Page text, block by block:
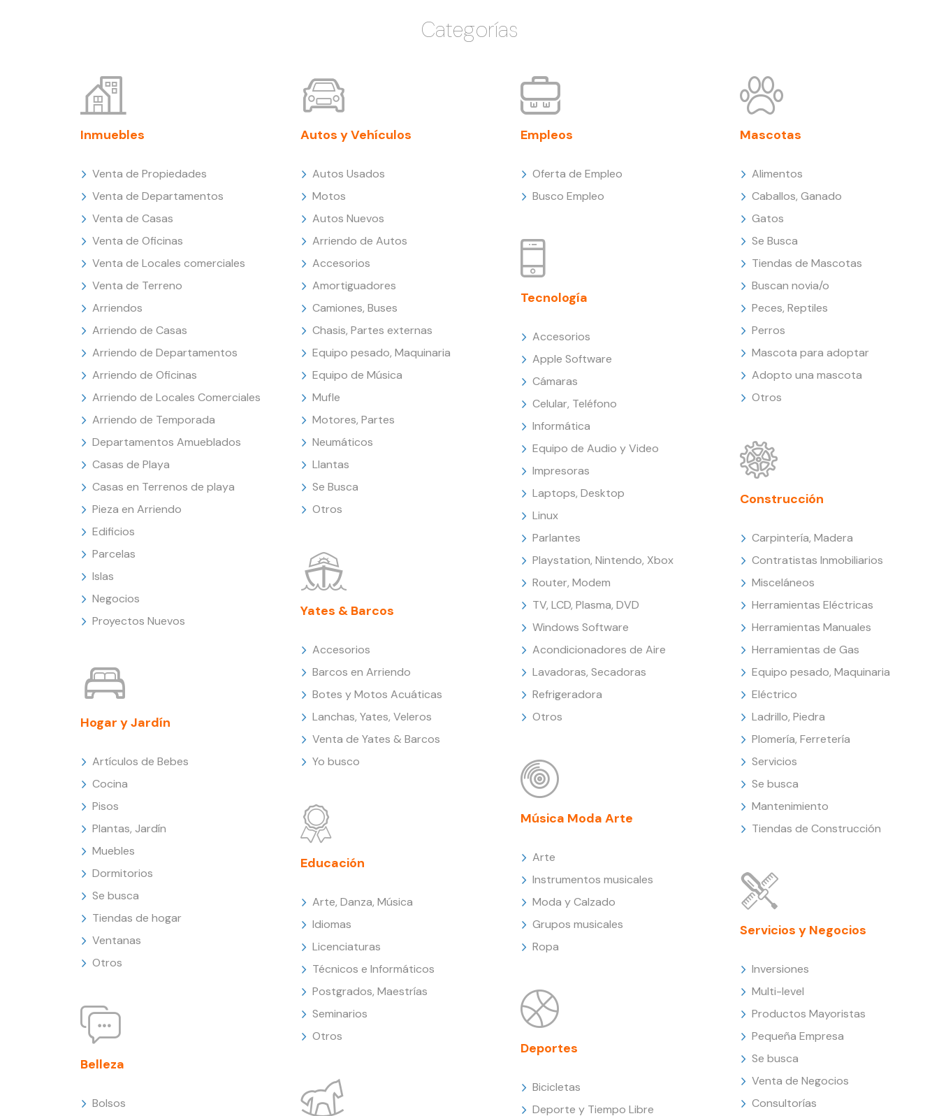
Categorías
Inmuebles
Venta de Propiedades
Venta de Departamentos
Venta de Casas
Venta de Oficinas
Venta de Locales comerciales
Venta de Terreno
Arriendos
Arriendo de Casas
Arriendo de Departamentos
Arriendo de Oficinas
Arriendo de Locales Comerciales
Arriendo de Temporada
Departamentos Amueblados
Casas de Playa
Casas en Terrenos de playa
Pieza en Arriendo
Edificios
Parcelas
Islas
Negocios
Proyectos Nuevos
Hogar y Jardín
Artículos de Bebes
Cocina
Pisos
Plantas, Jardín
Muebles
Dormitorios
Se busca
Tiendas de hogar
Ventanas
Otros
Belleza
Bolsos
Autos y Vehículos
Autos Usados
Motos
Autos Nuevos
Arriendo de Autos
Accesorios
Amortiguadores
Camiones, Buses
Chasis, Partes externas
Equipo pesado, Maquinaria
Equipo de Música
Mufle
Motores, Partes
Neumáticos
Llantas
Se Busca
Otros
Yates & Barcos
Accesorios
Barcos en Arriendo
Botes y Motos Acuáticas
Lanchas, Yates, Veleros
Venta de Yates & Barcos
Yo busco
Educación
Arte, Danza, Música
Idiomas
Licenciaturas
Técnicos e Informáticos
Postgrados, Maestrías
Seminarios
Otros
Empleos
Oferta de Empleo
Busco Empleo
Tecnología
Accesorios
Apple Software
Cámaras
Celular, Teléfono
Informática
Equipo de Audio y Video
Impresoras
Laptops, Desktop
Linux
Parlantes
Playstation, Nintendo, Xbox
Router, Modem
TV, LCD, Plasma, DVD
Windows Software
Acondicionadores de Aire
Lavadoras, Secadoras
Refrigeradora
Otros
Música Moda Arte
Arte
Instrumentos musicales
Moda y Calzado
Grupos musicales
Ropa
Deportes
Bicicletas
Deporte y Tiempo Libre
Mascotas
Alimentos
Caballos, Ganado
Gatos
Se Busca
Tiendas de Mascotas
Buscan novia/o
Peces, Reptiles
Perros
Mascota para adoptar
Adopto una mascota
Otros
Construcción
Carpintería, Madera
Contratistas Inmobiliarios
Misceláneos
Herramientas Eléctricas
Herramientas Manuales
Herramientas de Gas
Equipo pesado, Maquinaria
Eléctrico
Ladrillo, Piedra
Plomería, Ferretería
Servicios
Se busca
Mantenimiento
Tiendas de Construcción
Servicios y Negocios
Inversiones
Multi-level
Productos Mayoristas
Pequeña Empresa
Se busca
Venta de Negocios
Consultorías